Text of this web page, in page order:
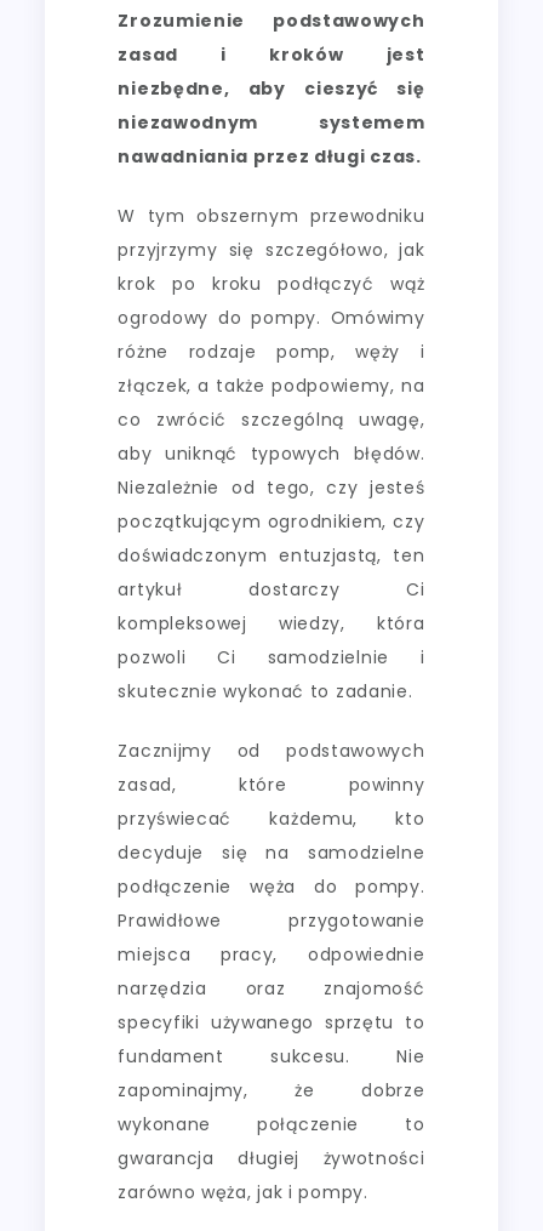
Zrozumienie podstawowych
zasad i kroków jest
niezbędne, aby cieszyć się
niezawodnym systemem
nawadniania przez długi czas.
W tym obszernym przewodniku
przyjrzymy się szczegółowo, jak
krok po kroku podłączyć wąż
ogrodowy do pompy. Omówimy
różne rodzaje pomp, węży i
złączek, a także podpowiemy, na
co zwrócić szczególną uwagę,
aby uniknąć typowych błędów.
Niezależnie od tego, czy jesteś
początkującym ogrodnikiem, czy
doświadczonym entuzjastą, ten
artykuł dostarczy Ci
kompleksowej wiedzy, która
pozwoli Ci samodzielnie i
skutecznie wykonać to zadanie.
Zacznijmy od podstawowych
zasad, które powinny
przyświecać każdemu, kto
decyduje się na samodzielne
podłączenie węża do pompy.
Prawidłowe przygotowanie
miejsca pracy, odpowiednie
narzędzia oraz znajomość
specyfiki używanego sprzętu to
fundament sukcesu. Nie
zapominajmy, że dobrze
wykonane połączenie to
gwarancja długiej żywotności
zarówno węża, jak i pompy.